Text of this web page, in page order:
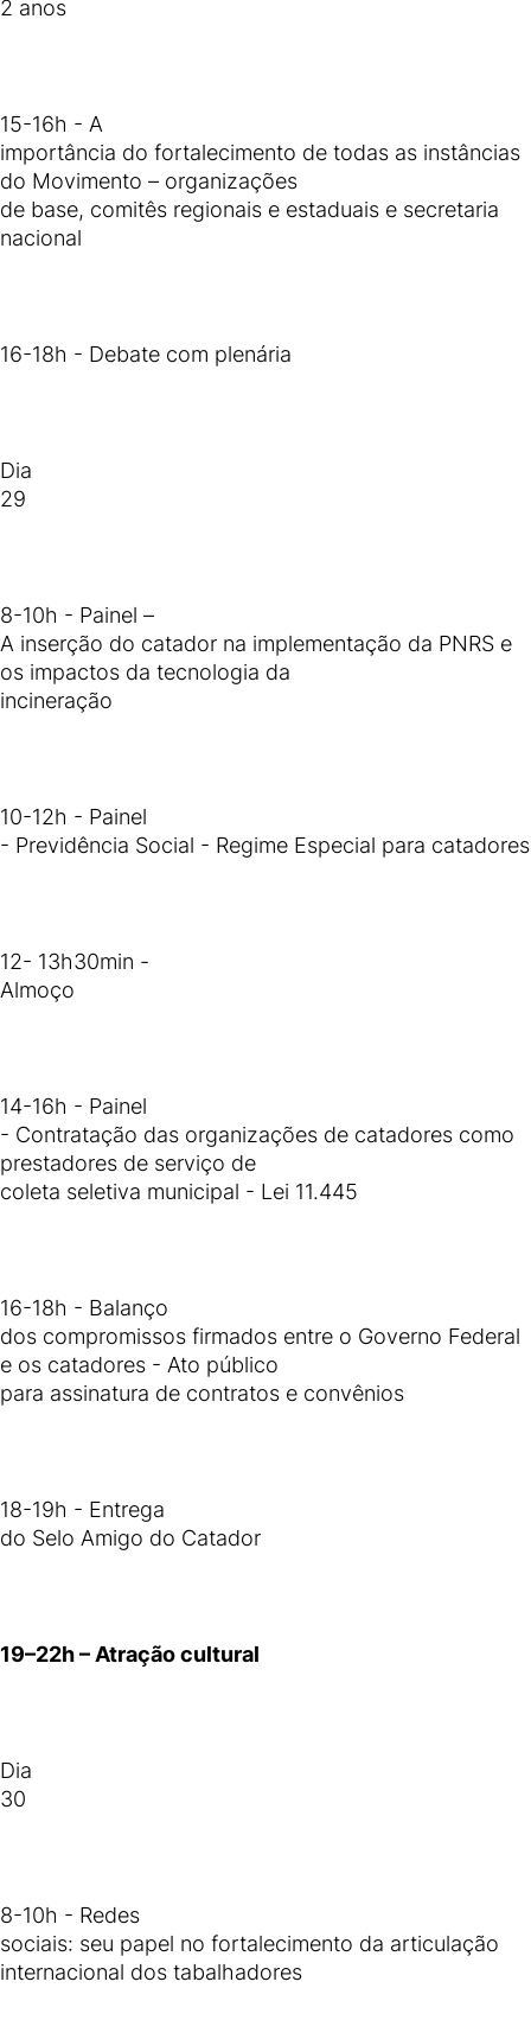
2 anos
15-16h - A
importância do fortalecimento de todas as instâncias
do Movimento – organizações
de base, comitês regionais e estaduais e secretaria
nacional
16-18h - Debate com plenária
Dia
29
8-10h - Painel –
A inserção do catador na implementação da PNRS e
os impactos da tecnologia da
incineração
10-12h - Painel
- Previdência Social - Regime Especial para catadores
12- 13h30min -
Almoço
14-16h - Painel
- Contratação das organizações de catadores como
prestadores de serviço de
coleta seletiva municipal - Lei 11.445
16-18h - Balanço
dos compromissos firmados entre o Governo Federal
e os catadores - Ato público
para assinatura de contratos e convênios
18-19h - Entrega
do Selo Amigo do Catador
19–22h – Atração cultural
Dia
30
8-10h - Redes
sociais: seu papel no fortalecimento da articulação
internacional dos tabalhadores